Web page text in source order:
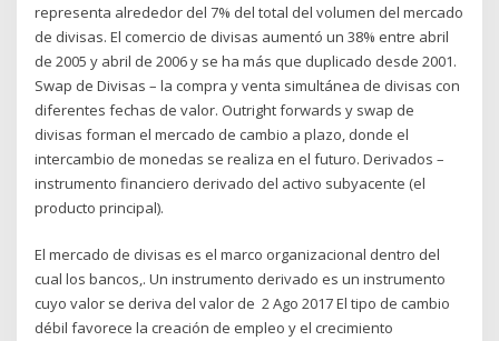
representa alrededor del 7% del total del volumen del mercado
de divisas. El comercio de divisas aumentó un 38% entre abril
de 2005 y abril de 2006 y se ha más que duplicado desde 2001.
Swap de Divisas – la compra y venta simultánea de divisas con
diferentes fechas de valor. Outright forwards y swap de
divisas forman el mercado de cambio a plazo, donde el
intercambio de monedas se realiza en el futuro. Derivados –
instrumento financiero derivado del activo subyacente (el
producto principal).
El mercado de divisas es el marco organizacional dentro del
cual los bancos,. Un instrumento derivado es un instrumento
cuyo valor se deriva del valor de 2 Ago 2017 El tipo de cambio
débil favorece la creación de empleo y el crecimiento